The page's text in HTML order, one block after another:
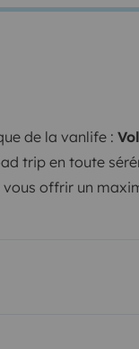
de la vanlife :
trip en toute
vous offrir un
et l’Europe à